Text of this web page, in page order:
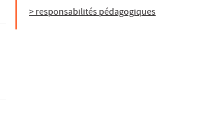
> responsabilités pédagogiques